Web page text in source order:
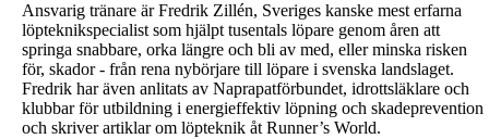
Ansvarig tränare är Fredrik Zillén, Sveriges kanske mest erfarna
löpteknikspecialist som hjälpt tusentals löpare genom åren att
springa snabbare, orka längre och bli av med, eller minska risken
för, skador - från rena nybörjare till löpare i svenska landslaget.
Fredrik har även anlitats av Naprapatförbundet, idrottsläklare och
klubbar för utbildning i energieffektiv löpning och skadeprevention
och skriver artiklar om löpteknik åt Runner’s World.